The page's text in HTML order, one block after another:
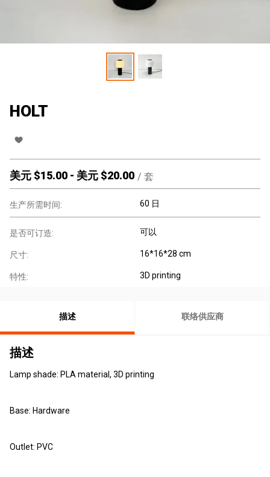
HOLT
美元 $15.00 - 美元 $20.00 / 套
生产所需时间: 60 日
是否可订造: 可以
尺寸: 16*16*28 cm
特性: 3D printing
描述 联络供应商
描述
Lamp shade: PLA material, 3D printing
Base: Hardware
Outlet: PVC